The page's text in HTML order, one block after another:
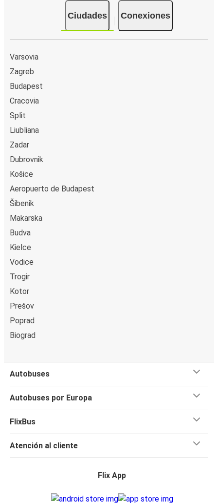
Ciudades Conexiones
Varsovia
Zagreb
Budapest
Cracovia
Split
Liubliana
Zadar
Dubrovnik
Košice
Aeropuerto de Budapest
Šibenik
Makarska
Budva
Kielce
Vodice
Trogir
Kotor
Prešov
Poprad
Biograd
Autobuses
Autobuses por Europa
FlixBus
Atención al cliente
Flix App